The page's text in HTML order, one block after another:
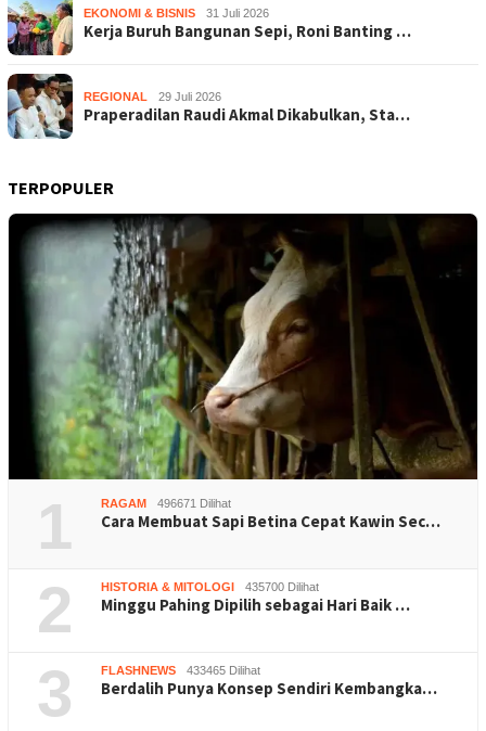
EKONOMI & BISNIS 31 Juli 2026
Kerja Buruh Bangunan Sepi, Roni Banting …
REGIONAL 29 Juli 2026
Praperadilan Raudi Akmal Dikabulkan, Sta…
TERPOPULER
1 RAGAM 496671 Dilihat
Cara Membuat Sapi Betina Cepat Kawin Sec…
2 HISTORIA & MITOLOGI 435700 Dilihat
Minggu Pahing Dipilih sebagai Hari Baik …
3 FLASHNEWS 433465 Dilihat
Berdalih Punya Konsep Sendiri Kembangka…